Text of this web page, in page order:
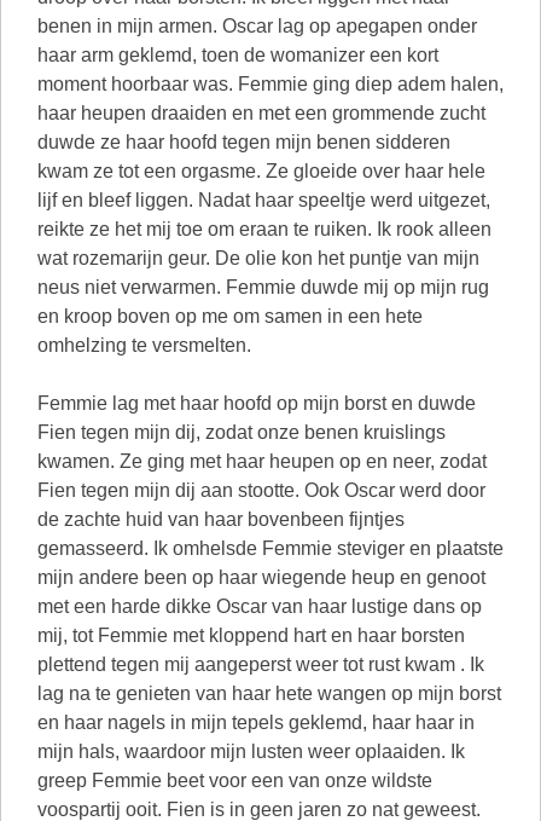
benen in mijn armen. Oscar lag op apegapen onder
haar arm geklemd, toen de womanizer een kort
moment hoorbaar was. Femmie ging diep adem halen,
haar heupen draaiden en met een grommende zucht
duwde ze haar hoofd tegen mijn benen sidderen
kwam ze tot een orgasme. Ze gloeide over haar hele
lijf en bleef liggen. Nadat haar speeltje werd uitgezet,
reikte ze het mij toe om eraan te ruiken. Ik rook alleen
wat rozemarijn geur. De olie kon het puntje van mijn
neus niet verwarmen. Femmie duwde mij op mijn rug
en kroop boven op me om samen in een hete
omhelzing te versmelten.
Femmie lag met haar hoofd op mijn borst en duwde
Fien tegen mijn dij, zodat onze benen kruislings
kwamen. Ze ging met haar heupen op en neer, zodat
Fien tegen mijn dij aan stootte. Ook Oscar werd door
de zachte huid van haar bovenbeen fijntjes
gemasseerd. Ik omhelsde Femmie steviger en plaatste
mijn andere been op haar wiegende heup en genoot
met een harde dikke Oscar van haar lustige dans op
mij, tot Femmie met kloppend hart en haar borsten
plettend tegen mij aangeperst weer tot rust kwam . Ik
lag na te genieten van haar hete wangen op mijn borst
en haar nagels in mijn tepels geklemd, haar haar in
mijn hals, waardoor mijn lusten weer oplaaiden. Ik
greep Femmie beet voor een van onze wildste
voospartij ooit. Fien is in geen jaren zo nat geweest.